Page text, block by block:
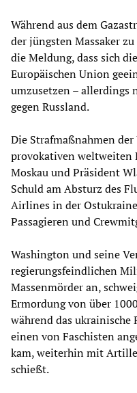
Während aus dem
der jüngsten Massaker
die Meldung, dass sich
Europäischen Union
umzusetzen – allerdings
gegen Russland.
Die Strafmaßnahmen
provokativen weltweiten
Moskau und Präsident
Schuld am Absturz des
Airlines in der
Passagieren und
Washington und seine
regierungsfeindlichen
Massenmörder an,
Ermordung von über
während das ukrainische
einen von Faschisten
kam, weiterhin mit
schießt.